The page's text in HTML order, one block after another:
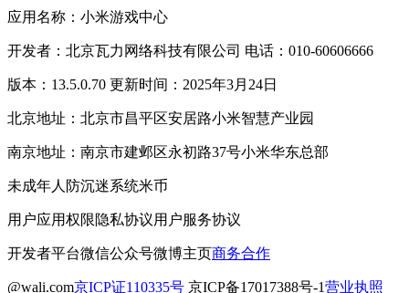
应用名称：小米游戏中心
开发者：北京瓦力网络科技有限公司 电话：010-60606666
版本：13.5.0.70 更新时间：2025年3月24日
北京地址：北京市昌平区安居路小米智慧产业园
南京地址：南京市建邺区永初路37号小米华东总部
未成年人防沉迷系统米币
用户应用权限隐私协议用户服务协议
开发者平台微信公众号微博主页商务合作
@wali.com京ICP证110335号 京ICP备17017388号-1营业执照